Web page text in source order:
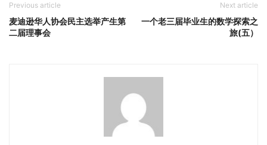
Previous article
麦迪逊华人协会民主选举产生第
二届理事会
Next article
一个老三届毕业生的数学探索之
旅(五）